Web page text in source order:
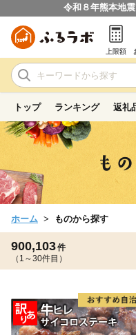
令和８年熊本地
上限額
トップ ランキング 返礼
ホーム ものから探す
900,103件
（1～30件目）